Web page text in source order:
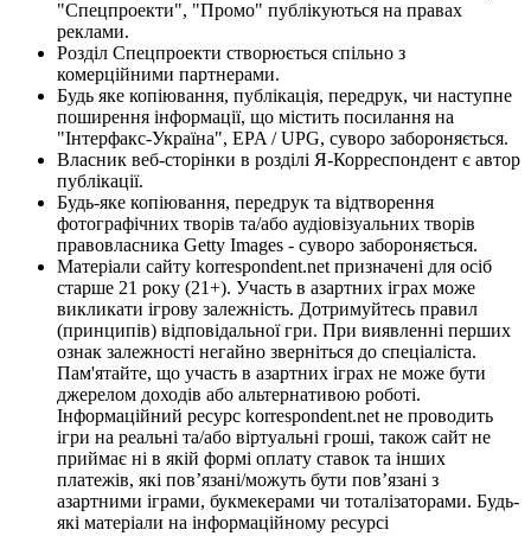
"Спецпроекти", "Промо" публікуються на правах
реклами.
Розділ Спецпроекти створюється спільно з
комерційними партнерами.
Будь яке копіювання, публікація, передрук, чи наступне
поширення інформації, що містить посилання на
"Інтерфакс-Україна", EPA / UPG, суворо забороняється.
Власник веб-сторінки в розділі Я-Корреспондент є автор
публікації.
Будь-яке копіювання, передрук та відтворення
фотографічних творів та/або аудіовізуальних творів
правовласника Getty Images - суворо забороняється.
Матеріали сайту korrespondent.net призначені для осіб
старше 21 року (21+). Участь в азартних іграх може
викликати ігрову залежність. Дотримуйтесь правил
(принципів) відповідальної гри. При виявленні перших
ознак залежності негайно зверніться до спеціаліста.
Пам'ятайте, що участь в азартних іграх не може бути
джерелом доходів або альтернативою роботі.
Інформаційний ресурс korrespondent.net не проводить
ігри на реальні та/або віртуальні гроші, також сайт не
приймає ні в якій формі оплату ставок та інших
платежів, які пов’язані/можуть бути пов’язані з
азартними іграми, букмекерами чи тоталізаторами. Будь-
які матеріали на інформаційному ресурсі